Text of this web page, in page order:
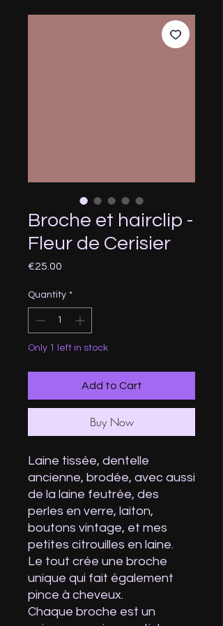
Broche et hairclip -
Fleur de Cerisier
€25.00
Quantity *
Only 1 left in stock
Add to Cart
Buy Now
Laine tissée, dentelle
ancienne, brodée, avec aussi
de la laine feutrée, des
perles en verre, laiton,
boutons vintage, et mes
petites citrouilles en laine.
Le tout crée une broche
unique qui fait également
pince à cheveux.
Chaque broche est un